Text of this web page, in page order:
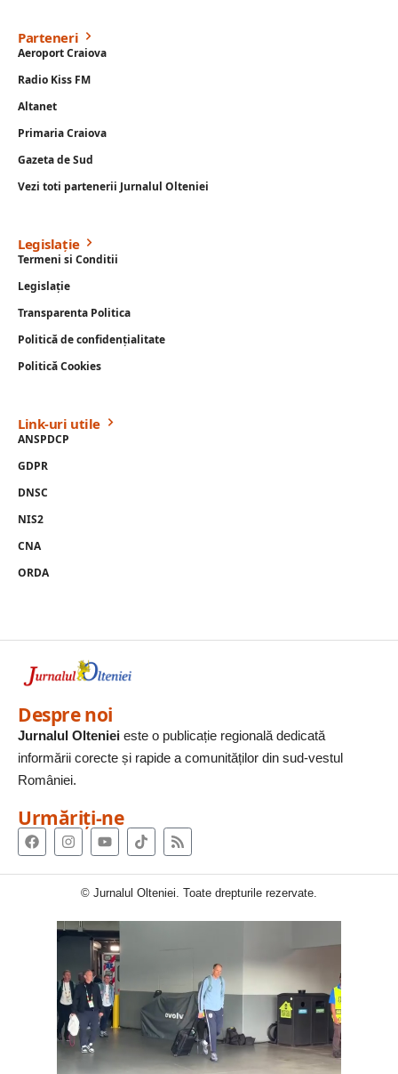
Parteneri
Aeroport Craiova
Radio Kiss FM
Altanet
Primaria Craiova
Gazeta de Sud
Vezi toti partenerii Jurnalul Olteniei
Legislație
Termeni si Conditii
Legislație
Transparenta Politica
Politică de confidențialitate
Politică Cookies
Link-uri utile
ANSPDCP
GDPR
DNSC
NIS2
CNA
ORDA
Despre noi
Jurnalul Olteniei este o publicație regională dedicată
informării corecte și rapide a comunităților din sud-vestul
României.
Urmăriți-ne
© Jurnalul Olteniei. Toate drepturile rezervate.